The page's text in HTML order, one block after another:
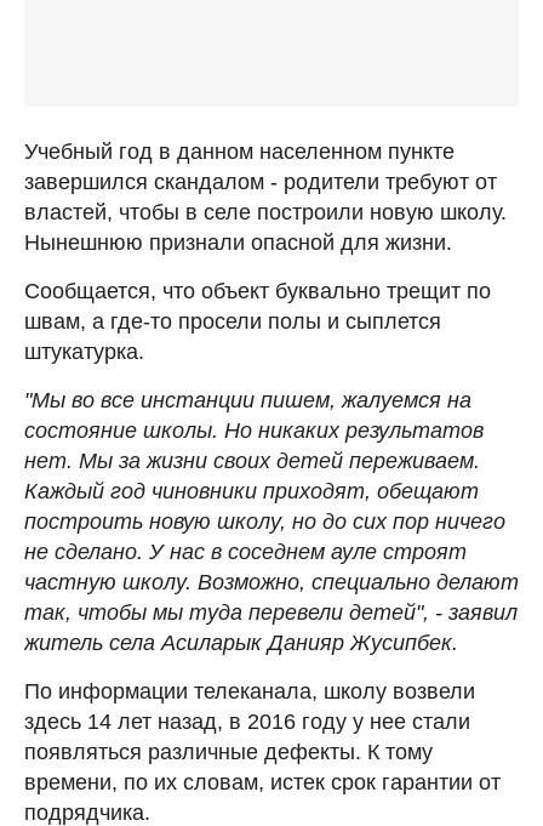
Учебный год в данном населенном пункте
завершился скандалом - родители требуют от
властей, чтобы в селе построили новую школу.
Нынешнюю признали опасной для жизни.
Сообщается, что объект буквально трещит по
швам, а где-то просели полы и сыплется
штукатурка.
"Мы во все инстанции пишем, жалуемся на
состояние школы. Но никаких результатов
нет. Мы за жизни своих детей переживаем.
Каждый год чиновники приходят, обещают
построить новую школу, но до сих пор ничего
не сделано. У нас в соседнем ауле строят
частную школу. Возможно, специально делают
так, чтобы мы туда перевели детей", - заявил
житель села Асиларык Данияр Жусипбек.
По информации телеканала, школу возвели
здесь 14 лет назад, в 2016 году у нее стали
появляться различные дефекты. К тому
времени, по их словам, истек срок гарантии от
подрядчика.